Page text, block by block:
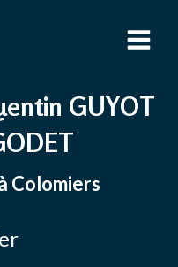
GUYOT
Colomiers